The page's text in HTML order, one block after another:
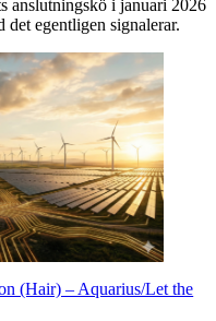
anslutningskö i januari 2026
det egentligen signalerar.
(Hair) – Aquarius/Let the